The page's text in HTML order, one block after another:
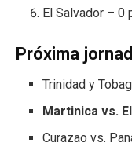
El Salvador – 0
Próxima
Trinidad y
Martinica vs.
Curazao vs.